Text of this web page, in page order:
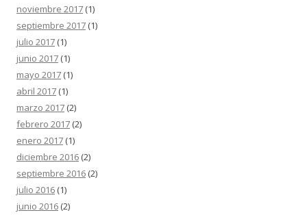
noviembre 2017 (1)
septiembre 2017 (1)
julio 2017 (1)
junio 2017 (1)
mayo 2017 (1)
abril 2017 (1)
marzo 2017 (2)
febrero 2017 (2)
enero 2017 (1)
diciembre 2016 (2)
septiembre 2016 (2)
julio 2016 (1)
junio 2016 (2)